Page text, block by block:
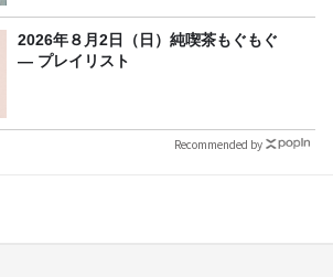
2026年８月2日（日）純喫茶もぐもぐ
― プレイリスト
Recommended by